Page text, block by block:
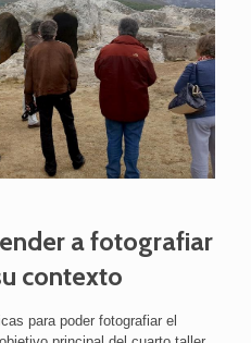
a fotografiar
contexto
para poder fotografiar el